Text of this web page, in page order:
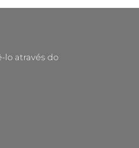
lo através do